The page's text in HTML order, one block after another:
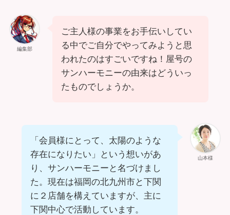
編集部
ご主人様の事業をお手伝いしてい
る中でご自分でやってみようと思
われたのはすごいですね！屋号の
サンハーモニーの由来はどういっ
たものでしょうか。
山本様
「会員様にとって、太陽のような
存在になりたい」という想いがあ
り、サンハーモニーと名づけまし
た。現在は福岡の北九州市と下関
に２店舗を構えていますが、主に
下関中心で活動しています。